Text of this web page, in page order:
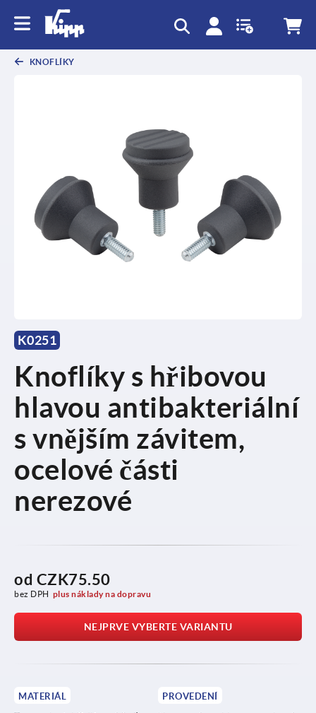
KNOFLÍKY
K0251
Knoflíky s hřibovou
hlavou antibakteriální
s vnějším závitem,
ocelové části
nerezové
od CZK75.50
bez DPH plus náklady na dopravu
NEJPRVE VYBERTE VARIANTU
MATERIÁL PROVEDENÍ